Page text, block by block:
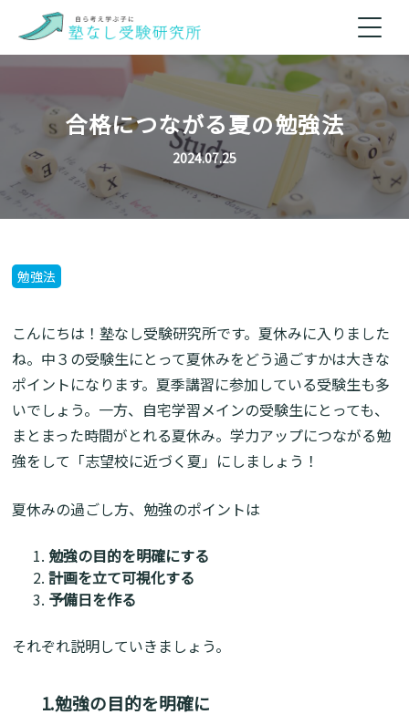
合格につながる夏の勉強法
2024.07.25
勉強法
こんにちは！塾なし受験研究所です。夏休みに入りました
ね。中３の受験生にとって夏休みをどう過ごすかは大きな
ポイントになります。夏季講習に参加している受験生も多
いでしょう。一方、自宅学習メインの受験生にとっても、
まとまった時間がとれる夏休み。学力アップにつながる勉
強をして「志望校に近づく夏」にしましょう！
夏休みの過ごし方、勉強のポイントは
勉強の目的を明確にする
計画を立て可視化する
予備日を作る
それぞれ説明していきましょう。
1.勉強の目的を明確に